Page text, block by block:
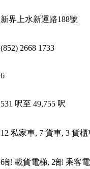
新界上水新運路188號
(852) 2668 1733
6
531 呎至 49,755 呎
12 私家車, 7 貨車, 3 貨櫃
6部 載貨電梯, 2部 乘客